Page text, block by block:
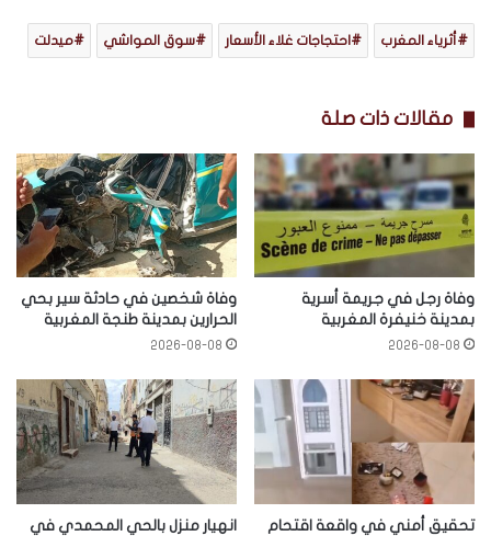
أثرياء المغرب احتجاجات غلاء الأسعار سوق المواشي ميدلت
مقالات ذات صلة
وفاة رجل في جريمة أسرية
بمدينة خنيفرة المغربية
2026-08-08
وفاة شخصين في حادثة سير بحي
الحرارين بمدينة طنجة المغربية
2026-08-08
تحقيق أمني في واقعة اقتحام
انهيار منزل بالحي المحمدي في